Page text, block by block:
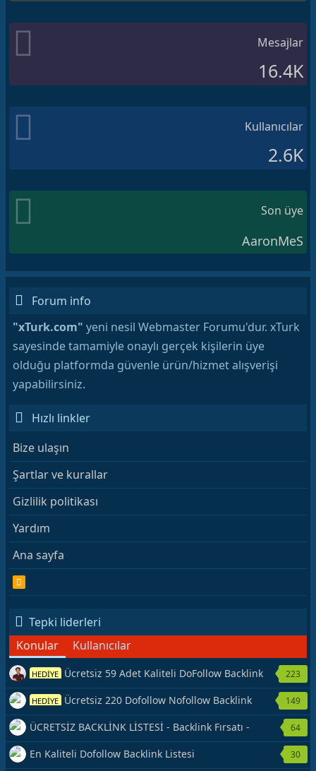
Mesajlar
16.4K
Kullanıcılar
2.6K
Son üye
AaronMeS
Forum info
"xTurk.com" yeni nesil Webmaster Forumu'dur. xTurk
sayesinde tamamiyle onaylı gerçek kişilerin üye
olduğu platformda güvenle ürün/hizmet alışverişi
yapabilirsiniz.
Hızlı linkler
Bize ulaşın
Şartlar ve kurallar
Gizlilik politikası
Yardım
Ana sayfa
S
Tepki liderleri
Konular
Kullanıcılar
HEDİYE Ücretsiz 59 Adet Kaliteli DoFollow Backlink
Kaynağı Veriyorum.
223
HEDİYE Ücretsiz 220 Dofollow Nofollow Backlink
Veriyorum
149
ÜCRETSİZ BACKLİNK LİSTESİ - Backlink Fırsatı -
Hemen Yetiş!
64
En Kaliteli Dofollow Backlink Listesi 30